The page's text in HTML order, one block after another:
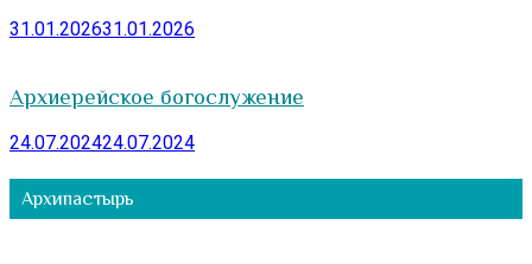
31.01.202631.01.2026
Архиерейское богослужение
24.07.202424.07.2024
Архипастырь